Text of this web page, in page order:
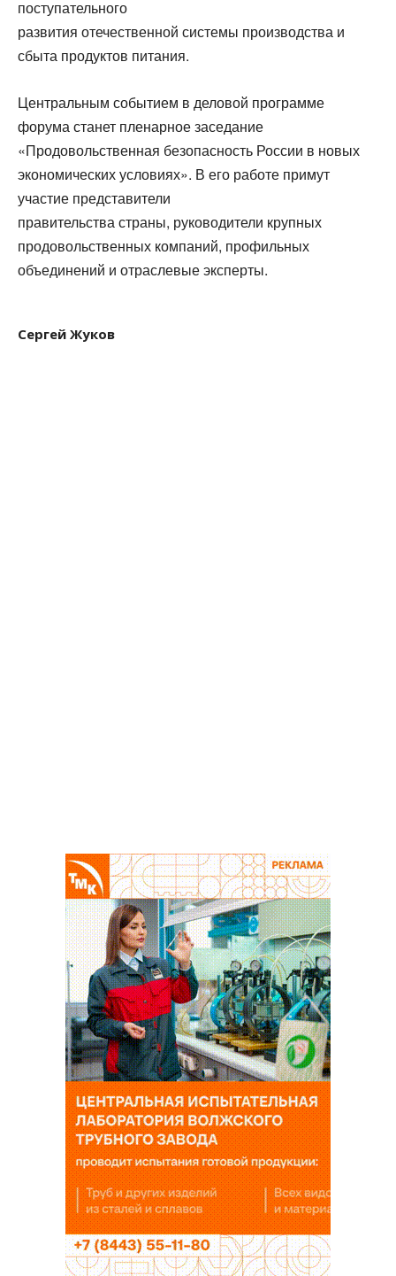
поступательного
развития отечественной системы производства и
сбыта продуктов питания.
Центральным событием в деловой программе
форума станет пленарное заседание
«Продовольственная безопасность России в новых
экономических условиях». В его работе примут
участие представители
правительства страны, руководители крупных
продовольственных компаний, профильных
объединений и отраслевые эксперты.
Сергей Жуков